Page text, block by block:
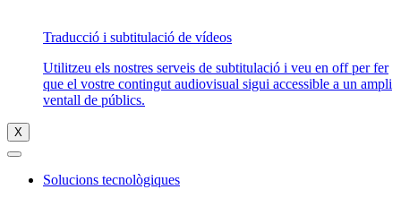
Traducció i subtitulació de vídeos
Utilitzeu els nostres serveis de subtitulació i veu en off per fer
que el vostre contingut audiovisual sigui accessible a un ampli
ventall de públics.
X
Solucions tecnològiques